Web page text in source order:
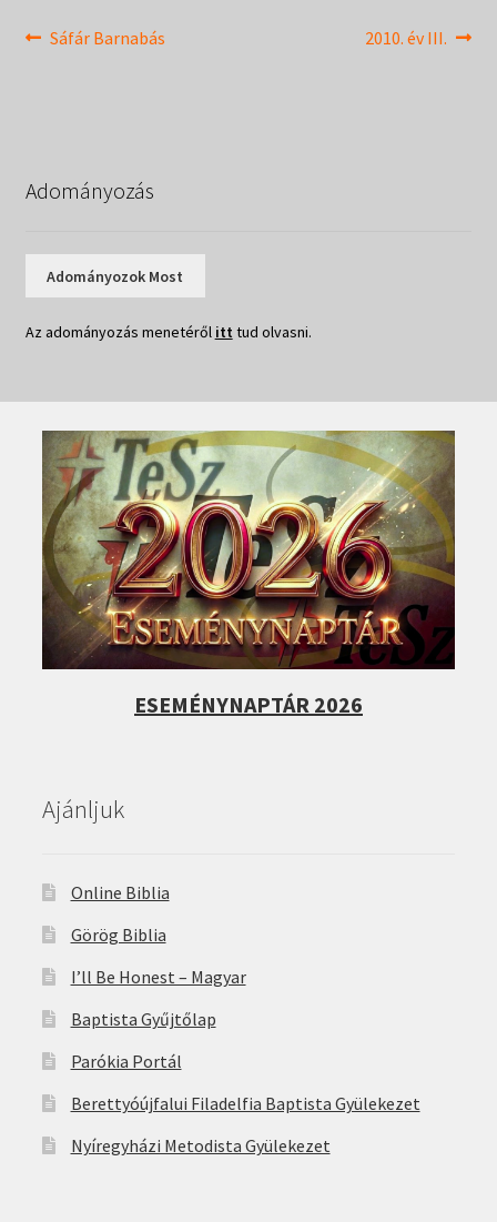
Bejegyzés
Previous
Sáfár Barnabás
Next
2010. év III.
Adományozás
Adományozok Most
Az adományozás menetéről itt tud olvasni.
ESEMÉNYNAPTÁR 2026
Ajánljuk
Online Biblia
Görög Biblia
I’ll Be Honest – Magyar
Baptista Gyűjtőlap
Parókia Portál
Berettyóújfalui Filadelfia Baptista Gyülekezet
Nyíregyházi Metodista Gyülekezet